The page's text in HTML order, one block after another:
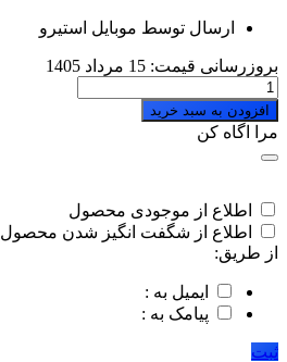
ارسال توسط موبایل استیرو
بروزرسانی قیمت: 15 مرداد 1405
تاچ
ال
سی
دی
سامسونگ
A02
/
A022
اورجینال
quantity
افزودن به سبد خرید
مرا اگاه کن
اطلاع از موجودی محصول
اطلاع از شگفت انگیز شدن محصول
از طریق:
ایمیل به :
پیامک به :
ثبت